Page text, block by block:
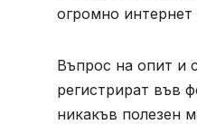
огромно
Въпрос на опит и
регистрират във
никакъв полезен